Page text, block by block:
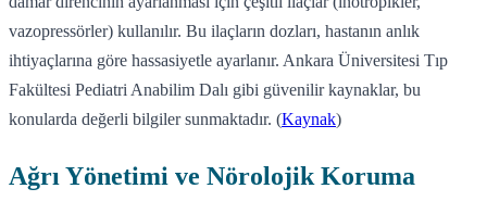
vazopressörler) kullanılır. Bu ilaçların dozları, hastanın anlık
ihtiyaçlarına göre hassasiyetle ayarlanır. Ankara Üniversitesi Tıp
Fakültesi Pediatri Anabilim Dalı gibi güvenilir kaynaklar, bu
konularda değerli bilgiler sunmaktadır. (Kaynak)
Ağrı Yönetimi ve Nörolojik Koruma